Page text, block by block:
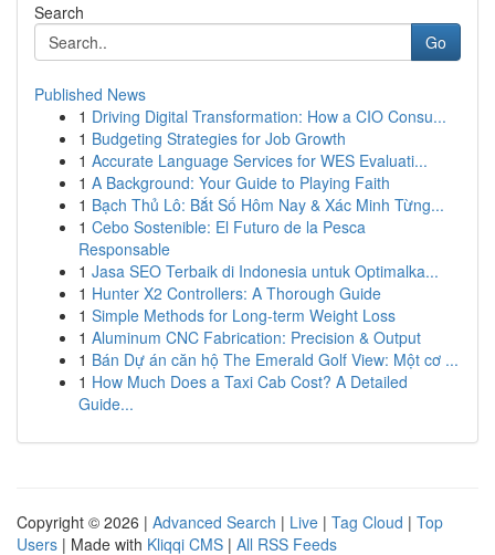
Search
Go
Published News
1 Driving Digital Transformation: How a CIO Consu...
1 Budgeting Strategies for Job Growth
1 Accurate Language Services for WES Evaluati...
1 A Background: Your Guide to Playing Faith
1 Bạch Thủ Lô: Bắt Số Hôm Nay & Xác Minh Từng...
1 Cebo Sostenible: El Futuro de la Pesca
Responsable
1 Jasa SEO Terbaik di Indonesia untuk Optimalka...
1 Hunter X2 Controllers: A Thorough Guide
1 Simple Methods for Long-term Weight Loss
1 Aluminum CNC Fabrication: Precision & Output
1 Bán Dự án căn hộ The Emerald Golf View: Một cơ ...
1 How Much Does a Taxi Cab Cost? A Detailed
Guide...
Copyright © 2026 | Advanced Search | Live | Tag Cloud | Top
Users | Made with Kliqqi CMS | All RSS Feeds